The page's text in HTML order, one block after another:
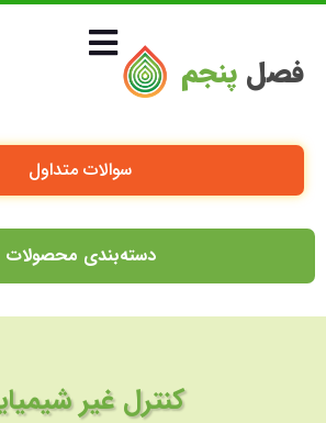
فصل پنجم
سوالات متداول
دسته‌بندی محصولات
کنترل غیر